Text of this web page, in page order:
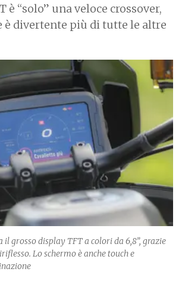
è “solo” una veloce crossover,
è divertente più di tutte le altre
grosso display TFT a colori da 6,8”, grazie
Lo schermo è anche touch e